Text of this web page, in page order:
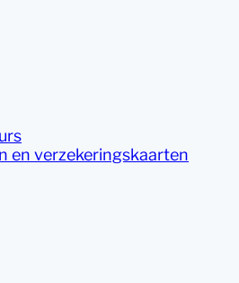
en verzekeringskaarten